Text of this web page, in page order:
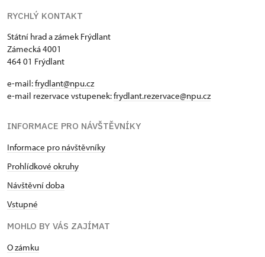
RYCHLÝ KONTAKT
Státní hrad a zámek Frýdlant
Zámecká 4001
464 01 Frýdlant
e-mail:frydlant@npu.cz
e-mail rezervace vstupenek:frydlant.rezervace@npu.cz
INFORMACE PRO NÁVŠTĚVNÍKY
Informace pro návštěvníky
Prohlídkové okruhy
Návštěvní doba
Vstupné
MOHLO BY VÁS ZAJÍMAT
O zámku